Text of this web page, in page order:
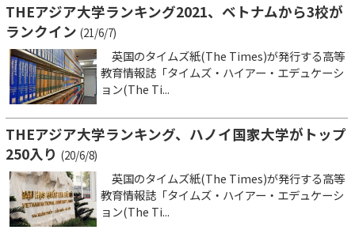
THEアジア大学ランキング2021、ベトナムから3校が
ランクイン (21/6/7)
英国のタイムズ紙(The Times)が発行する高等
教育情報誌「タイムズ・ハイアー・エデュケーシ
ョン(The Ti...
THEアジア大学ランキング、ハノイ国家大学がトップ
250入り (20/6/8)
英国のタイムズ紙(The Times)が発行する高等
教育情報誌「タイムズ・ハイアー・エデュケーシ
ョン(The Ti...